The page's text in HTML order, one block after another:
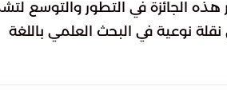
هذه الجائزة في التطور والتوسع
نوعية في البحث العلمي باللغة